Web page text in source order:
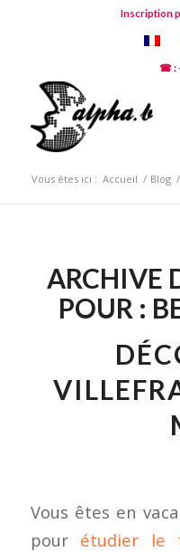
Inscription
☎ :
Vous êtes ici : Accueil / Blog /
ARCHIVE
POUR :
Vous êtes en
pour étudier le